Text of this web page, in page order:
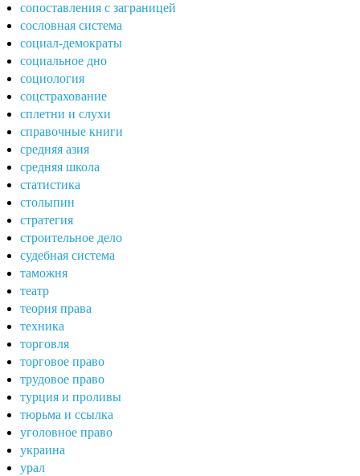
сопоставления с заграницей
сословная система
социал-демократы
социальное дно
социология
соцстрахование
сплетни и слухи
справочные книги
средняя азия
средняя школа
статистика
столыпин
стратегия
строительное дело
судебная система
таможня
театр
теория права
техника
торговля
торговое право
трудовое право
турция и проливы
тюрьма и ссылка
уголовное право
украина
урал